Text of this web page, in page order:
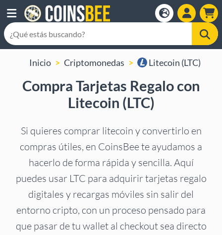
Inicio Criptomonedas Litecoin (LTC)
Compra Tarjetas Regalo con
Litecoin (LTC)
Si quieres comprar litecoin y convertirlo en
compras útiles, en CoinsBee te ayudamos a
hacerlo de forma rápida y sencilla. Aquí
puedes usar LTC para adquirir tarjetas regalo
digitales y recargas móviles sin salir del
entorno cripto, con un proceso pensado para
que pasar de tu wallet al checkout sea directo